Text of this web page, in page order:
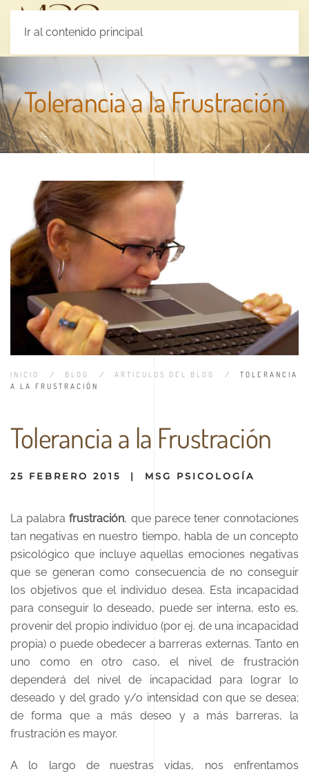
Ir al contenido principal
Tolerancia a la Frustración
INICIO BLOG ARTÍCULOS DEL BLOG
TOLERANCIA
A LA FRUSTRACIÓN
Tolerancia a la Frustración
25 FEBRERO 2015 | MSG PSICOLOGÍA
La palabrafrustración, que parece tener connotaciones
tan negativas en nuestro tiempo, habla de un concepto
psicológico que incluye aquellas emociones negativas
que se generan como consecuencia de no conseguir
los objetivos que el individuo desea. Esta incapacidad
para conseguir lo deseado, puede ser interna, esto es,
provenir del propio individuo (por ej. de una incapacidad
propia) o puede obedecer a barreras externas. Tanto en
uno como en otro caso, el nivel de frustración
dependerá del nivel de incapacidad para lograr lo
deseado y del grado y/o intensidad con que se desea;
de forma que a más deseo y a más barreras, la
frustración es mayor.
A lo largo de nuestras vidas, nos enfrentamos